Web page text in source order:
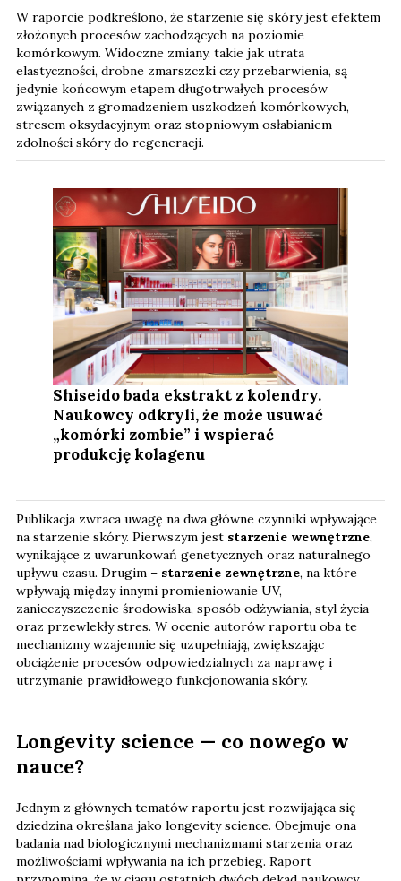
W raporcie podkreślono, że starzenie się skóry jest efektem
złożonych procesów zachodzących na poziomie
komórkowym. Widoczne zmiany, takie jak utrata
elastyczności, drobne zmarszczki czy przebarwienia, są
jedynie końcowym etapem długotrwałych procesów
związanych z gromadzeniem uszkodzeń komórkowych,
stresem oksydacyjnym oraz stopniowym osłabianiem
zdolności skóry do regeneracji.
Shiseido bada ekstrakt z kolendry.
Naukowcy odkryli, że może usuwać
„komórki zombie” i wspierać
produkcję kolagenu
Publikacja zwraca uwagę na dwa główne czynniki wpływające
na starzenie skóry. Pierwszym jest starzenie wewnętrzne,
wynikające z uwarunkowań genetycznych oraz naturalnego
upływu czasu. Drugim – starzenie zewnętrzne, na które
wpływają między innymi promieniowanie UV,
zanieczyszczenie środowiska, sposób odżywiania, styl życia
oraz przewlekły stres. W ocenie autorów raportu oba te
mechanizmy wzajemnie się uzupełniają, zwiększając
obciążenie procesów odpowiedzialnych za naprawę i
utrzymanie prawidłowego funkcjonowania skóry.
Longevity science — co nowego w
nauce?
Jednym z głównych tematów raportu jest rozwijająca się
dziedzina określana jako longevity science. Obejmuje ona
badania nad biologicznymi mechanizmami starzenia oraz
możliwościami wpływania na ich przebieg. Raport